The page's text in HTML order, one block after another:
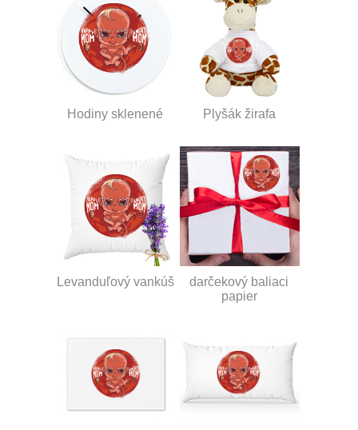
Hodiny sklenené Plyšák žirafa
Levanduľový vankúš
darčekový baliaci
papier